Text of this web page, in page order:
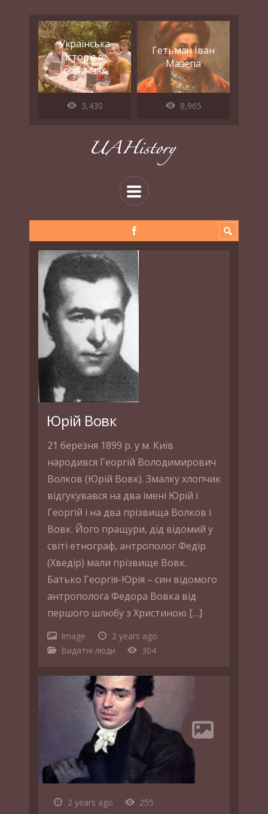
Українська
історія в
обличчях
3,430
Гетьман Іван
Мазепа
8,965
Юрій Вовк
21 березня 1899 р. у м. Київ
народився Георгій Володимирович
Волков (Юрій Вовк). Змалку хлопчик
відгукувався на два імені Юрій і
Георгій і на два прізвища Волков і
Вовк. Його пращури, дід відомий у
світі етнограф, антрополог Федір
(Хведір) мали прізвище Вовк.
Батько Георгія-Юрія – син відомого
антрополога Федора Вовка від
першого шлюбу з Христиною […]
Image
2 years ago
Видатні люди
304
2 years ago 255